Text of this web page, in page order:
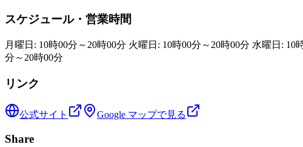
スケジュール・営業時間
月曜日: 10時00分～20時00分 火曜日: 10時00分～20時00分 水曜日:
分～20時00分
リンク
公式サイト Google マップで見る
Share